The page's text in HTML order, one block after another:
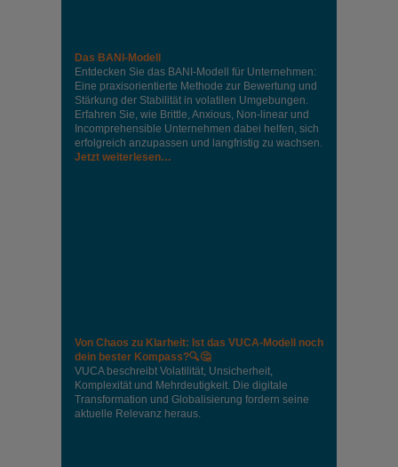
Das BANI-Modell
Entdecken Sie das BANI-Modell für Unternehmen:
Eine praxisorientierte Methode zur Bewertung und
Stärkung der Stabilität in volatilen Umgebungen.
Erfahren Sie, wie Brittle, Anxious, Non-linear und
Incomprehensible Unternehmen dabei helfen, sich
erfolgreich anzupassen und langfristig zu wachsen.
Jetzt weiterlesen…
Von Chaos zu Klarheit: Ist das VUCA-Modell noch
dein bester Kompass?🔍🤔
VUCA beschreibt Volatilität, Unsicherheit,
Komplexität und Mehrdeutigkeit. Die digitale
Transformation und Globalisierung fordern seine
aktuelle Relevanz heraus.